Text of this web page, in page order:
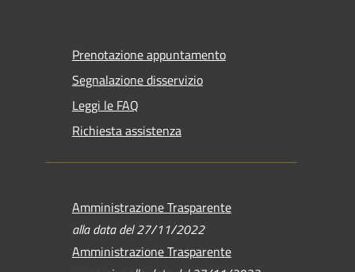
Prenotazione appuntamento
Segnalazione disservizio
Leggi le FAQ
Richiesta assistenza
Amministrazione Trasparente
alla data del 27/11/2022
Amministrazione Trasparente